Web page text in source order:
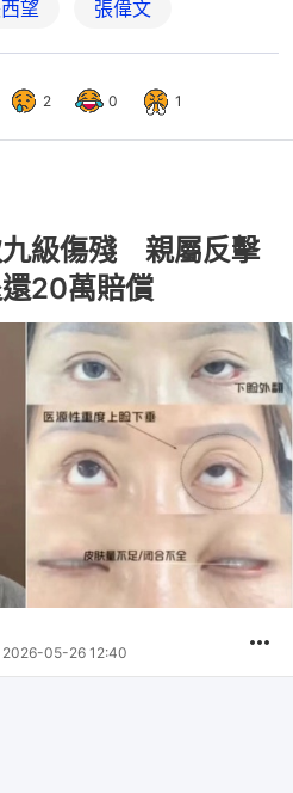
望 張偉文
2 0 1
九級傷殘 親屬反擊
20萬賠償
2026-05-26 12:40